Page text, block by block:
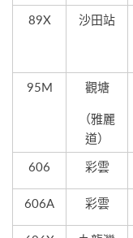
89X
沙田站
95M
觀塘
（雅麗
道）
606
彩雲
606A 彩雲